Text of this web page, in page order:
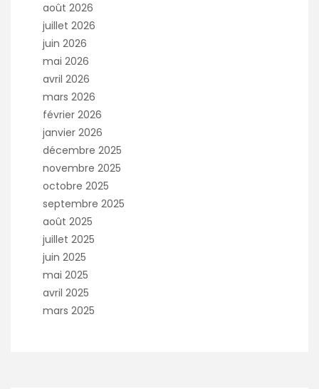
août 2026
juillet 2026
juin 2026
mai 2026
avril 2026
mars 2026
février 2026
janvier 2026
décembre 2025
novembre 2025
octobre 2025
septembre 2025
août 2025
juillet 2025
juin 2025
mai 2025
avril 2025
mars 2025